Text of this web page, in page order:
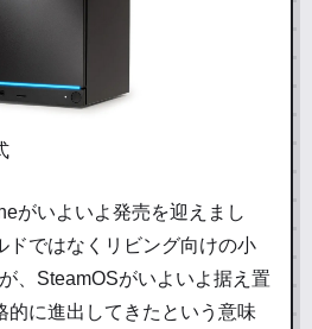
がいよいよ発売を迎えまし
ドではなくリビング向けの小
、SteamOSがいよいよ据え置
的に進出してきたという意味